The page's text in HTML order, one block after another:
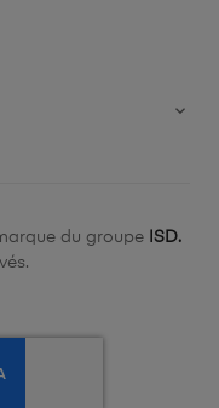

du groupe ISD.